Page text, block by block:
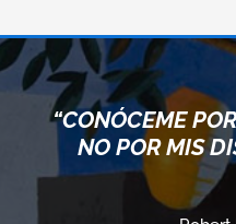
POR MIS
MIS